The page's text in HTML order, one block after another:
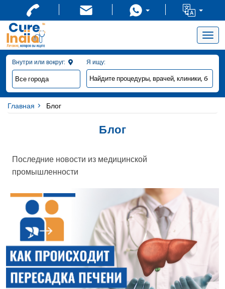
Внутри или вокруг:
Я ищу:
Главная Блог
Блог
Последние новости из медицинской
промышленности